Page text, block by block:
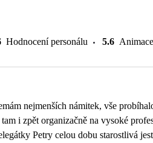
Hodnocení personálu 5.6 Animace
nejmenších námitek, vše
i zpět organizačně na vysoké